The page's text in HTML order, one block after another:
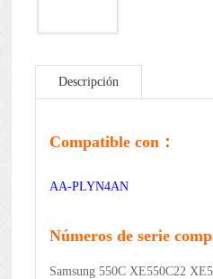
Descripción
Compatible con：
AA-PLYN4AN
Números de serie
Samsung 550C XE550C22